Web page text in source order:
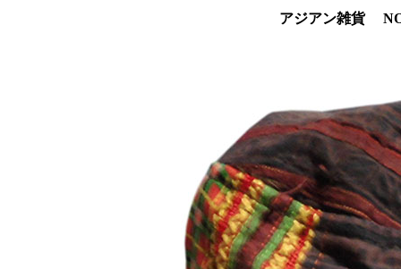
アジアン雑貨